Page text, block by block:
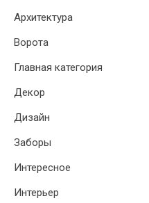
Архитектура
Ворота
Главная категория
Декор
Дизайн
Заборы
Интересное
Интерьер